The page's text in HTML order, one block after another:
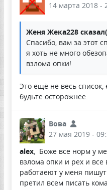
14 марта 2018 -
Женя Жека228
Спасибо, вам за этот
я хоть не много
взлома опки!
Это ещё не весь список,
будьте осторожнее.
Вова
27 мая 2019 -
alex, Боже все норм у
взлома опки и рех и
работаеют у меня
претил всем писать